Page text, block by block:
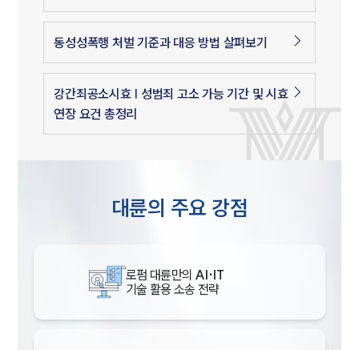
동성성폭행 처벌 기준과 대응 방법 살펴보기
강간죄공소시효 | 성범죄 고소 가능 기간 및 시효
연장 요건 총정리
대륜의 주요 강점
로펌 대륜만의 AI·IT
기술 활용 소송 전략